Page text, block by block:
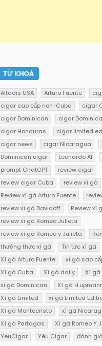
TỪ KHOÁ
Altadis USA Arturo Fuente
cigar cao cấp non-Cuba
cigar
cigar Dominican
cigar
cigar Honduras
cigar limited
cigar news
cigar Nicaragua
Dominican cigar
Leonardo AI
prompt ChatGPT
review cigar
review cigar Cuba
review xì gà
Review xì gà Arturo Fuente
review xì gà Davidoff
Review xì
review xì gà Romeo Julieta
review xì gà Romeo y Julieta
thưởng thức xì gà
Tin tức xì gà
Xì gà Arturo Fuente
xì gà cao
Xì gà Cuba
Xì gà daily
Xì gà
xì gà Dominican
Xì gà
Xì gà Limited
xì gà Limited
Xì gà Montecristo
xì gà
Xì gà Partagas
Xì gà Romeo Y
YeuCigar
Yêu Cigar đánh